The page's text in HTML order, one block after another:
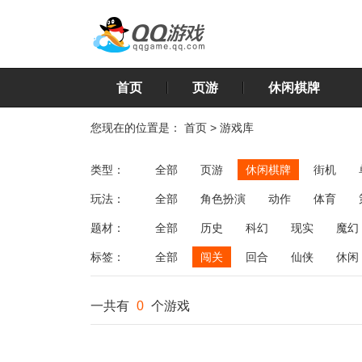
首页 页游 休闲棋牌
您现在的位置是： 首页 > 游戏库
类型： 全部 页游 休闲棋牌 街机
玩法： 全部 角色扮演 动作 体育
飞行
恋爱 第三人称射击 棋类
题材： 全部 历史 科幻 现实 魔幻
标签： 全部 闯关 回合 仙侠 休闲
一共有 0 个游戏